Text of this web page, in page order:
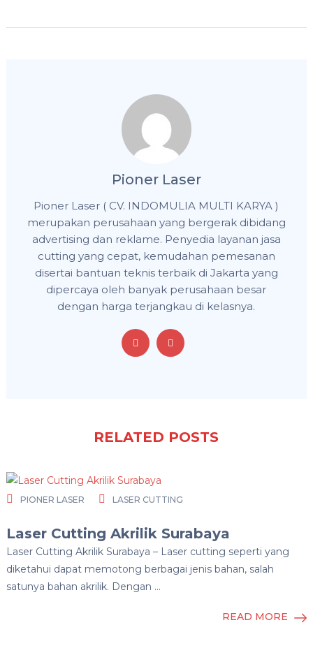
Pioner Laser
Pioner Laser ( CV. INDOMULIA MULTI KARYA )
merupakan perusahaan yang bergerak dibidang
advertising dan reklame. Penyedia layanan jasa
cutting yang cepat, kemudahan pemesanan
disertai bantuan teknis terbaik di Jakarta yang
dipercaya oleh banyak perusahaan besar
dengan harga terjangkau di kelasnya.
RELATED POSTS
PIONER LASER LASER CUTTING
Laser Cutting Akrilik Surabaya
Laser Cutting Akrilik Surabaya – Laser cutting seperti yang
diketahui dapat memotong berbagai jenis bahan, salah
satunya bahan akrilik. Dengan …
READ MORE